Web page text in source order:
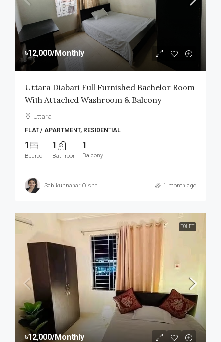
৳12,000/Monthly
Uttara Diabari Full Furnished Bachelor Room
With Attached Washroom & Balcony
Uttara
FLAT / APARTMENT, RESIDENTIAL
1
Bedroom
1
Bathroom
1
Balcony
Sabikunnahar Oishe 1 month ago
TOLET
৳12,000/Monthly